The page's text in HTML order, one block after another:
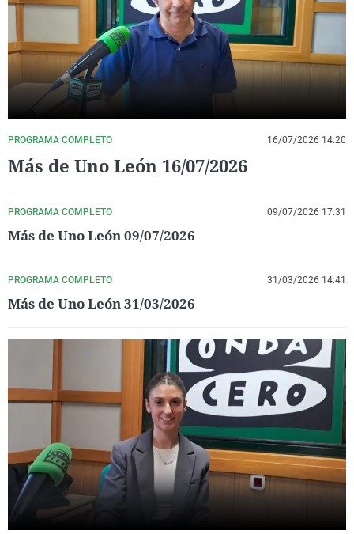
La rosa de los vientos
Gente viajera
Como el perro y el
Caso
Retornados
Equipo de
Extremadura
Galicia
La Rioja
País Vasco
Virales
Televisión
Elecciones
PROGRAMA COMPLETO 16/07/2026 14:20
Más de Uno León 16/07/2026
PROGRAMA COMPLETO 09/07/2026 17:31
Más de Uno León 09/07/2026
PROGRAMA COMPLETO 31/03/2026 14:41
Más de Uno León 31/03/2026